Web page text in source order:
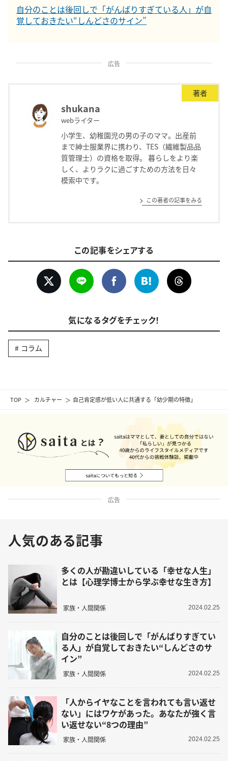
TOP カルチャー 自己肯定感が低い人に共通する「幼少期の特徴」
自分のことは後回しで「がんばりすぎている人」が自
覚しておきたい“しんどさのサイン”
広告
著者
shukana
webライター
小学生、幼稚園児の男の子のママ。出産前
まで紳士服業界に携わり、TES（繊維製品品
質管理士）の資格を取得。 暮らしをより楽
しく、よりラクに過ごすための方法を日々
模索中です。
この著者の記事をみる
この記事をシェアする
気になるタグをチェック！
コラム
広告
人気のある記事
多くの人が勘違いしている「幸せな人生」
とは【心理学博士から学ぶ幸せな生き方】
家族・人間関係 2024.02.25
自分のことは後回しで「がんばりすぎてい
る人」が自覚しておきたい“しんどさのサ
イン”
家族・人間関係 2024.02.25
「人からイヤなことを言われても言い返せ
ない」にはワケがあった。あなたが強く言
い返せない“8つの理由”
家族・人間関係 2024.02.25